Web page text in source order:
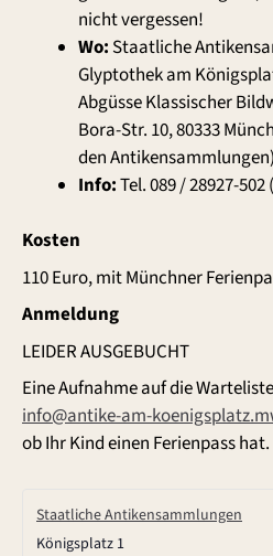
nicht vergessen!
Wo: Staatliche
Glyptothek am
Abgüsse Klassischer
Bora-Str. 10, 80333
den Antikensammlungen)
Info:Tel. 089 / 28927-
Kosten
110 Euro, mit Münchner
Anmeldung
LEIDER AUSGEBUCHT
Eine Aufnahme auf die
info@antike-am-
ob Ihr Kind einen Ferienpass hat.
Staatliche Antikensammlungen
Königsplatz 1